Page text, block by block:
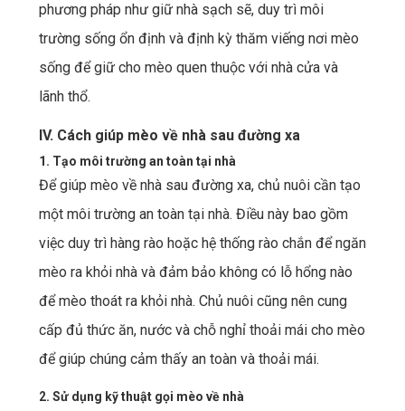
phương pháp như giữ nhà sạch sẽ, duy trì môi
trường sống ổn định và định kỳ thăm viếng nơi mèo
sống để giữ cho mèo quen thuộc với nhà cửa và
lãnh thổ.
IV. Cách giúp mèo về nhà sau đường xa
1. Tạo môi trường an toàn tại nhà
Để giúp mèo về nhà sau đường xa, chủ nuôi cần tạo
một môi trường an toàn tại nhà. Điều này bao gồm
việc duy trì hàng rào hoặc hệ thống rào chắn để ngăn
mèo ra khỏi nhà và đảm bảo không có lỗ hổng nào
để mèo thoát ra khỏi nhà. Chủ nuôi cũng nên cung
cấp đủ thức ăn, nước và chỗ nghỉ thoải mái cho mèo
để giúp chúng cảm thấy an toàn và thoải mái.
2. Sử dụng kỹ thuật gọi mèo về nhà